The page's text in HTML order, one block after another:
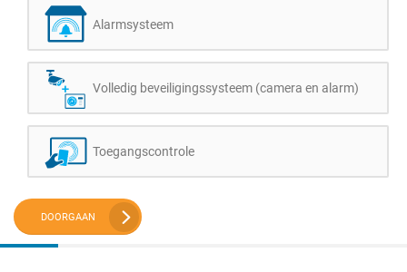
Alarmsysteem
Volledig beveiligingssysteem (camera en alarm)
Toegangscontrole
DOORGAAN